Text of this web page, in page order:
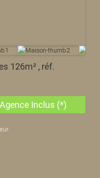
126m² , réf.
Inclus (*)